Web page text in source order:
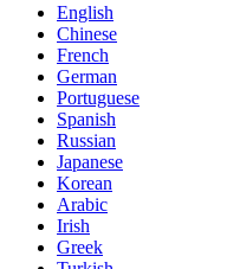
English
Chinese
French
German
Portuguese
Spanish
Russian
Japanese
Korean
Arabic
Irish
Greek